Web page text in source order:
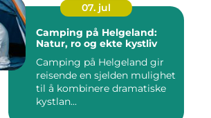
07. jul
Camping på Helgeland:
Natur, ro og ekte kystliv
Camping på Helgeland gir
reisende en sjelden mulighet
til å kombinere dramatiske
kystlan...